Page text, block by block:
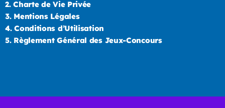
2. Charte de Vie Privée
3. Mentions Légales
4. Conditions d’Utilisation
5. Règlement Général des Jeux-Concours